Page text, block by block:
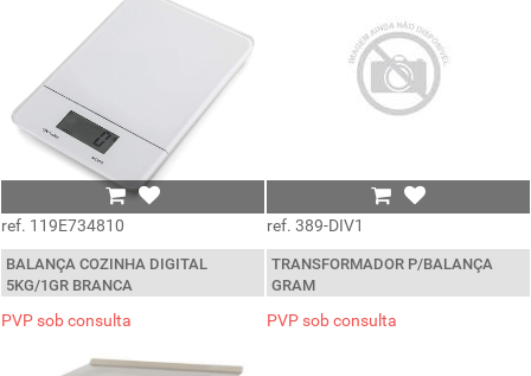
ref. 119E734810
BALANÇA COZINHA DIGITAL
5KG/1GR BRANCA
PVP sob consulta
ref. 389-DIV1
TRANSFORMADOR P/BALANÇA
GRAM
PVP sob consulta